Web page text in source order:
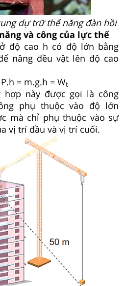
dự trữ thế năng đàn hồi
và công của lực thế
độ cao h có độ lớn bằng
nâng đều vật lên độ cao
= m.g.h = Wt
hợp này được gọi là công
phụ thuộc vào độ lớn
mà chỉ phụ thuộc vào sự
vị trí đầu và vị trí cuối.